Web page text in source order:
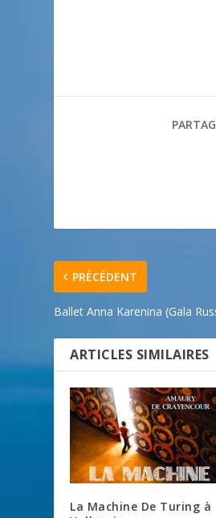
PRÉCÉDENT
Ballet Anna Karenina (Gala
ARTICLES SIMILAIRES
La Machine De Turing à